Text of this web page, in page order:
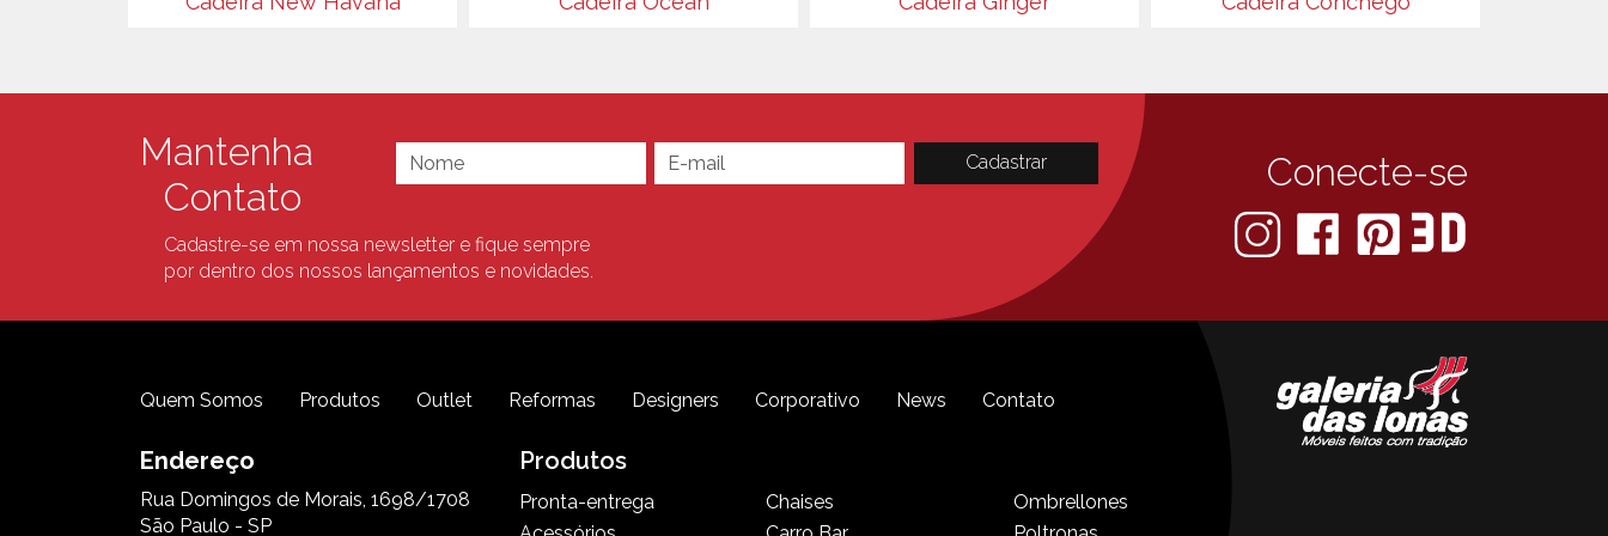
Mantenha
Contato
Cadastre-se em nossa newsletter e fique sempre
por dentro dos nossos lançamentos e novidades.
Conecte-se
Quem Somos Produtos Outlet Reformas Designers Corporativo News Contato
Endereço
Rua Domingos de Morais, 1698/1708
São Paulo - SP
Produtos
Pronta-entrega
Chaises
Ombrellones